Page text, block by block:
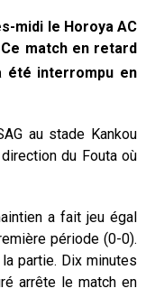
midi le Horoya AC
match en retard
été interrompu en
au stade Kankou
du Fouta où
a fait jeu égal
période (0-0).
partie. Dix minutes
arrête le match en